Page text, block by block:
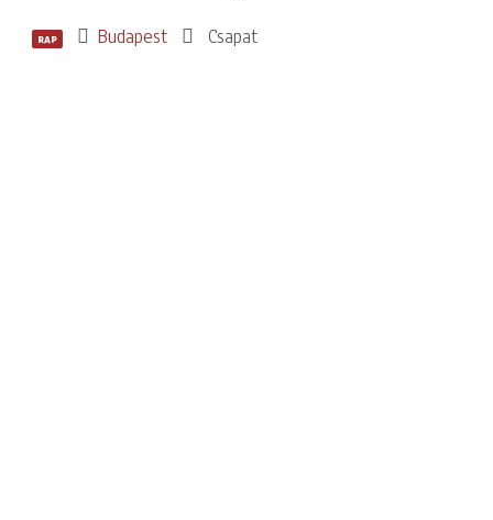
RAP Budapest Csapat